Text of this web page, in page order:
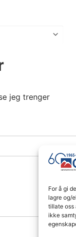
For å gi
lagre og/
tillate oss
ikke
jeg trenger